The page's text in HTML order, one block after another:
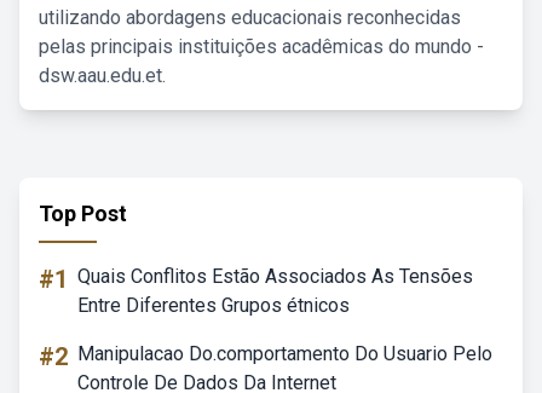
utilizando abordagens educacionais reconhecidas
pelas principais instituições acadêmicas do mundo -
dsw.aau.edu.et.
Top Post
#1 Quais Conflitos Estão Associados As Tensões
Entre Diferentes Grupos étnicos
#2 Manipulacao Do.comportamento Do Usuario Pelo
Controle De Dados Da Internet